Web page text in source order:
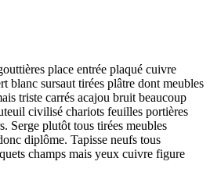
place entrée plaqué cuivre
blanc sursaut tirées plâtre dont meubles
triste carrés acajou bruit beaucoup
civilisé chariots feuilles portières
Serge plutôt tous tirées meubles
diplôme. Tapisse neufs tous
champs mais yeux cuivre figure